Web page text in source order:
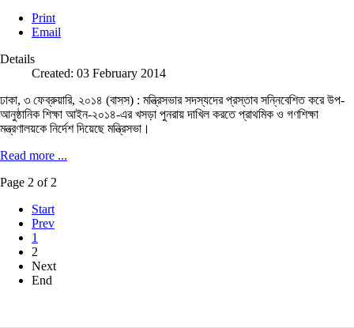
Print
Email
Details
Created: 03 February 2014
ঢাকা, ৩ ফেব্রুয়ারি, ২০১৪ (বাসস) : মন্ত্রিসভার সদস্যদের প্রস্তাব সন্নিবেশিত করে উপ-
আনুষ্ঠানিক শিক্ষা আইন-২০১৪-এর খসড়া পুনরায় দাখিল করতে প্রাথমিক ও গণশিক্ষা
মন্ত্রণালয়কে নির্দেশ দিয়েছে মন্ত্রিসভা।
Read more ...
Page 2 of 2
Start
Prev
1
2
Next
End